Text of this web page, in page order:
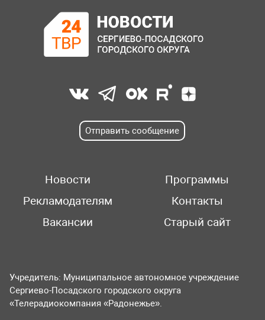
Отправить сообщение
Новости
Программы
Рекламодателям
Контакты
Вакансии
Старый сайт
Учредитель: Муниципальное автономное учреждение
Сергиево-Посадского городского округа
«Телерадиокомпания «Радонежье».